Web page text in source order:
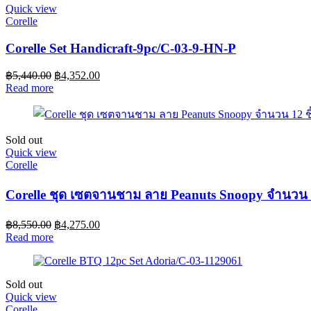
PSF-
LP-
quantity
Quick view
Corelle
Corelle Set Handicraft-9pc/C-03-9-HN-P
฿5,440.00 ฿4,352.00
Read more
Sold out
Quick view
Corelle
Corelle ชุด เซตจานชาม ลาย Peanuts Snoopy จำนว
฿8,550.00 ฿4,275.00
Read more
Sold out
Quick view